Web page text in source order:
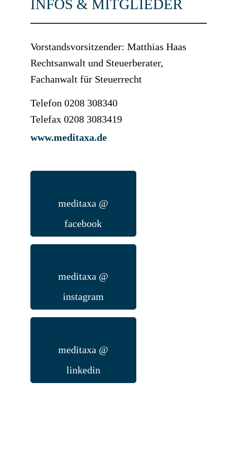
INFOS & MITGLIEDER
Vorstandsvorsitzender: Matthias Haas
Rechtsanwalt und Steuerberater,
Fachanwalt für Steuerrecht
Telefon 0208 308340
Telefax 0208 3083419
www.meditaxa.de
meditaxa @
facebook
meditaxa @
instagram
meditaxa @
linkedin